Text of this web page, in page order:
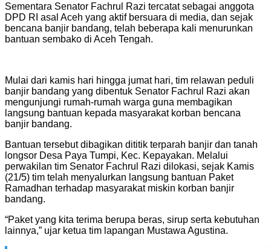
Sementara Senator Fachrul Razi tercatat sebagai anggota
DPD RI asal Aceh yang aktif bersuara di media, dan sejak
bencana banjir bandang, telah beberapa kali menurunkan
bantuan sembako di Aceh Tengah.
Mulai dari kamis hari hingga jumat hari, tim relawan peduli
banjir bandang yang dibentuk Senator Fachrul Razi akan
mengunjungi rumah-rumah warga guna membagikan
langsung bantuan kepada masyarakat korban bencana
banjir bandang.
Bantuan tersebut dibagikan dititik terparah banjir dan tanah
longsor Desa Paya Tumpi, Kec. Kepayakan. Melalui
perwakilan tim Senator Fachrul Razi dilokasi, sejak Kamis
(21/5) tim telah menyalurkan langsung bantuan Paket
Ramadhan terhadap masyarakat miskin korban banjir
bandang.
“Paket yang kita terima berupa beras, sirup serta kebutuhan
lainnya,” ujar ketua tim lapangan Mustawa Agustina.